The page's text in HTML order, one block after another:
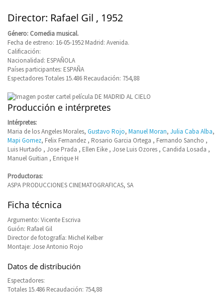
Director: Rafael Gil , 1952
Género: Comedia musical.
Fecha de estreno: 16-05-1952 Madrid: Avenida.
Calificación:
Nacionalidad: ESPAÑOLA
Países participantes: ESPAÑA
Espectadores Totales 15.486 Recaudación: 754,88
Producción e intérpretes
Intérpretes:
Maria de los Angeles Morales, Gustavo Rojo, Manuel Moran, Julia Caba Alba,
Mapi Gomez, Felix Fernandez , Rosario Garcia Ortega , Fernando Sancho ,
Luis Hurtado , Jose Prada , Ellen Eike , Jose Luis Ozores , Candida Losada ,
Manuel Guitian , Enrique H
Productoras:
ASPA PRODUCCIONES CINEMATOGRAFICAS, SA
Ficha técnica
Argumento: Vicente Escriva
Guión: Rafael Gil
Director de fotografía: Michel Kelber
Montaje: Jose Antonio Rojo
Datos de distribución
Espectadores:
Totales 15.486 Recaudación: 754,88